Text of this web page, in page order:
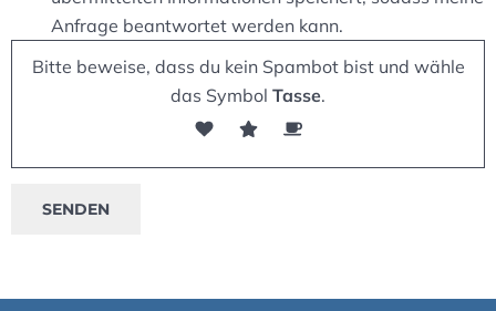
Anfrage beantwortet werden kann.
Bitte beweise, dass du kein Spambot bist und wähle
das Symbol Tasse.